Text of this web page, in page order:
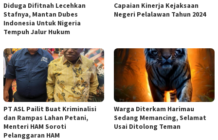
Diduga Difitnah Lecehkan
Stafnya, Mantan Dubes
Indonesia Untuk Nigeria
Tempuh Jalur Hukum
Capaian Kinerja Kejaksaan
Negeri Pelalawan Tahun 2024
PT ASL Pailit Buat Kriminalisi
dan Rampas Lahan Petani,
Menteri HAM Soroti
Pelanggaran HAM
Warga Diterkam Harimau
Sedang Memancing, Selamat
Usai Ditolong Teman